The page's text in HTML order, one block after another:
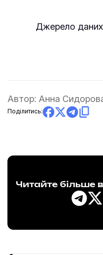
Джерело
Автор: Анна
Поділитись:
Читайте більше